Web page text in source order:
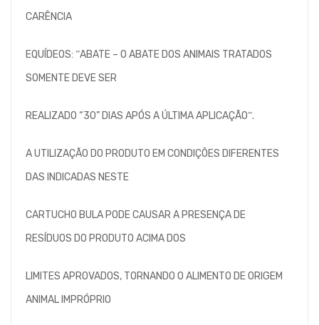
CARÊNCIA
EQUÍDEOS: ˮABATE – O ABATE DOS ANIMAIS TRATADOS
SOMENTE DEVE SER
REALIZADO “30” DIAS APÓS A ÚLTIMA APLICAÇÃOˮ.
A UTILIZAÇÃO DO PRODUTO EM CONDIÇÕES DIFERENTES
DAS INDICADAS NESTE
CARTUCHO BULA PODE CAUSAR A PRESENÇA DE
RESÍDUOS DO PRODUTO ACIMA DOS
LIMITES APROVADOS, TORNANDO O ALIMENTO DE ORIGEM
ANIMAL IMPRÓPRIO